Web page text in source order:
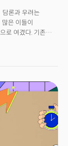
담론과 우려는
은 이들이
로 여겼다. 기존
인터넷은 정보를
본질을 놓치는
공통 언어이자,
경제 주체의 변화,
한국의 전략적